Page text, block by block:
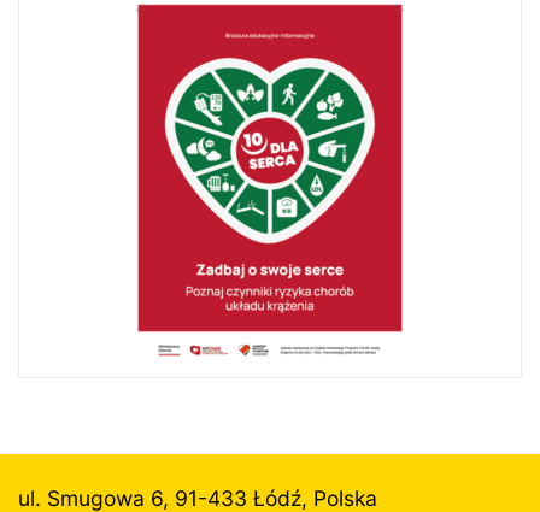
ul. Smugowa 6, 91-433 Łódź, Polska